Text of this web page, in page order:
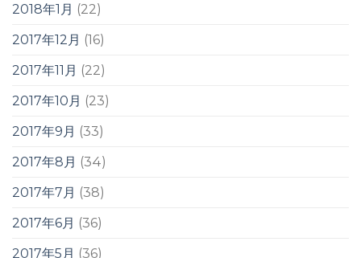
2018年1月 (22)
2017年12月 (16)
2017年11月 (22)
2017年10月 (23)
2017年9月 (33)
2017年8月 (34)
2017年7月 (38)
2017年6月 (36)
2017年5月 (36)